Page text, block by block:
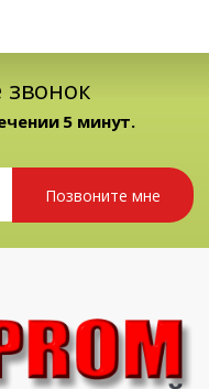
5 минут.
Позвоните мне